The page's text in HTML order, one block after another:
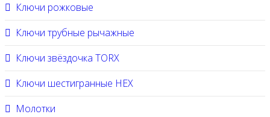
Ключи рожковые
Ключи трубные рычажные
Ключи звёздочка TORX
Ключи шестигранные HEX
Молотки